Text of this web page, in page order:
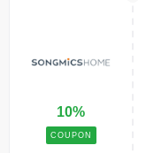
10%
COUPON